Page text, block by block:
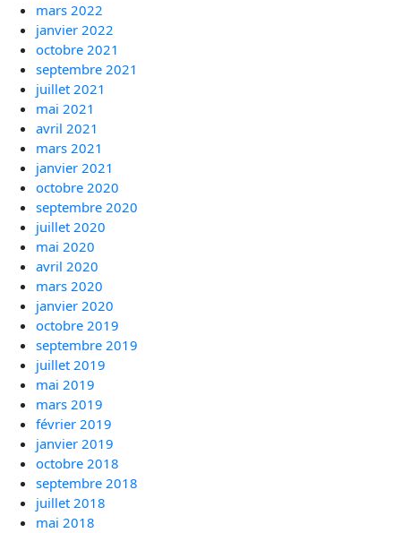
mars 2022
janvier 2022
octobre 2021
septembre 2021
juillet 2021
mai 2021
avril 2021
mars 2021
janvier 2021
octobre 2020
septembre 2020
juillet 2020
mai 2020
avril 2020
mars 2020
janvier 2020
octobre 2019
septembre 2019
juillet 2019
mai 2019
mars 2019
février 2019
janvier 2019
octobre 2018
septembre 2018
juillet 2018
mai 2018